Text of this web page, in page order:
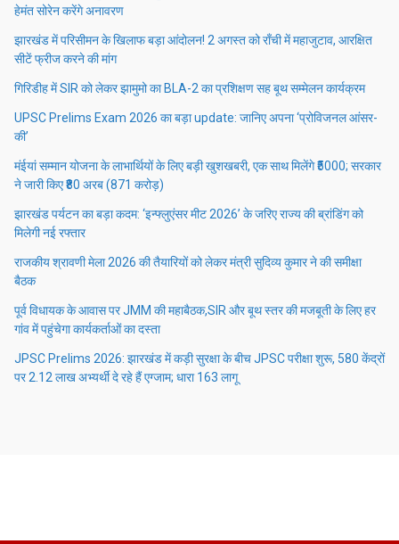
हेमंत सोरेन करेंगे अनावरण
झारखंड में परिसीमन के खिलाफ बड़ा आंदोलन! 2 अगस्त को राँची में महाजुटाव, आरक्षित
सीटें फ्रीज करने की मांग
गिरिडीह में SIR को लेकर झामुमो का BLA-2 का प्रशिक्षण सह बूथ सम्मेलन कार्यक्रम
UPSC Prelims Exam 2026 का बड़ा update: जानिए अपना ‘प्रोविजनल आंसर-
की’
मंईयां सम्मान योजना के लाभार्थियों के लिए बड़ी खुशखबरी, एक साथ मिलेंगे ₹5000; सरकार
ने जारी किए ₹80 अरब (871 करोड़)
झारखंड पर्यटन का बड़ा कदम: ‘इन्फ्लुएंसर मीट 2026’ के जरिए राज्य की ब्रांडिंग को
मिलेगी नई रफ्तार
राजकीय श्रावणी मेला 2026 की तैयारियों को लेकर मंत्री सुदिव्य कुमार ने की समीक्षा
बैठक
पूर्व विधायक के आवास पर JMM की महाबैठक,SIR और बूथ स्तर की मजबूती के लिए हर
गांव में पहुंचेगा कार्यकर्ताओं का दस्ता
JPSC Prelims 2026: झारखंड में कड़ी सुरक्षा के बीच JPSC परीक्षा शुरू, 580 केंद्रों
पर 2.12 लाख अभ्यर्थी दे रहे हैं एग्जाम; धारा 163 लागू